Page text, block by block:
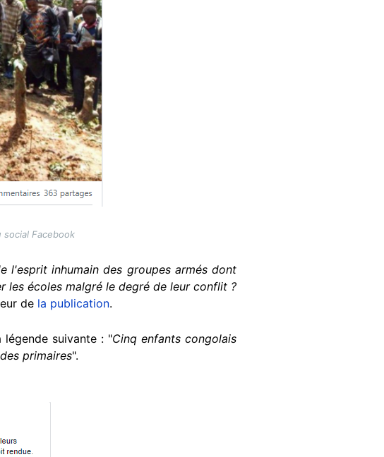
Facebook
l'esprit inhumain des groupes armés dont
les écoles malgré le degré de leur conflit ?
de la publication.
suivante : "Cinq enfants congolais
primaires".